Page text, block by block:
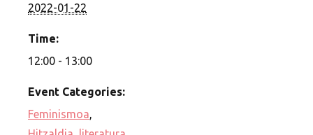
2022-01-22
Time:
12:00 - 13:00
Event Categories:
Feminismoa